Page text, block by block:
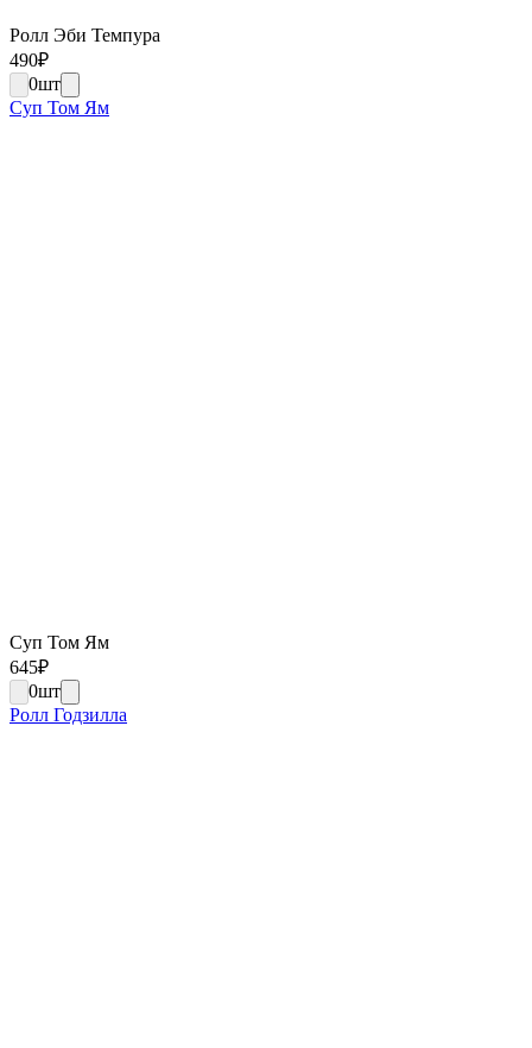
Ролл Эби Темпура
490₽
0шт
Суп Том Ям
Суп Том Ям
645₽
0шт
Ролл Годзилла